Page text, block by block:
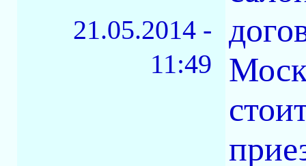
21.05.2014 -
11:49